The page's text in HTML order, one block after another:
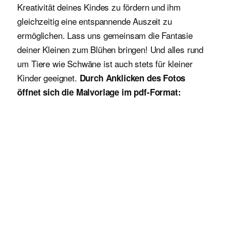
Kreativität deines Kindes zu fördern und ihm
gleichzeitig eine entspannende Auszeit zu
ermöglichen. Lass uns gemeinsam die Fantasie
deiner Kleinen zum Blühen bringen! Und alles rund
um Tiere wie Schwäne ist auch stets für kleiner
Kinder geeignet. Durch Anklicken des Fotos
öffnet sich die Malvorlage im pdf-Format: